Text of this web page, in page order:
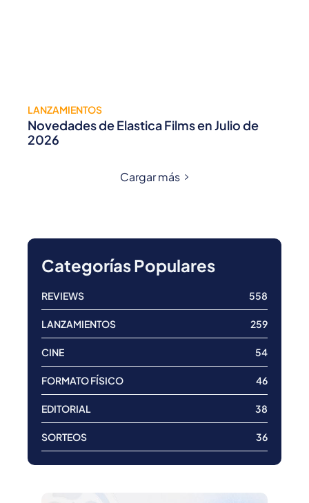
LANZAMIENTOS
Novedades de Elastica Films en Julio de
2026
Cargar más
Categorías Populares
REVIEWS 558
LANZAMIENTOS 259
CINE 54
FORMATO FÍSICO 46
EDITORIAL 38
SORTEOS 36